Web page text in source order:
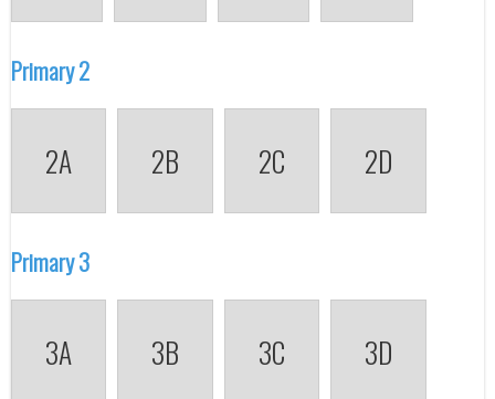
Primary 2
2A 2B 2C 2D
Primary 3
3A 3B 3C 3D